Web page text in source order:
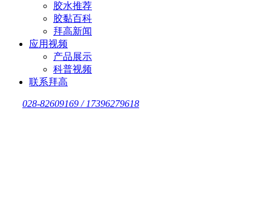
胶水推荐
胶黏百科
拜高新闻
应用视频
产品展示
科普视频
联系拜高
028-82609169 / 17396279618